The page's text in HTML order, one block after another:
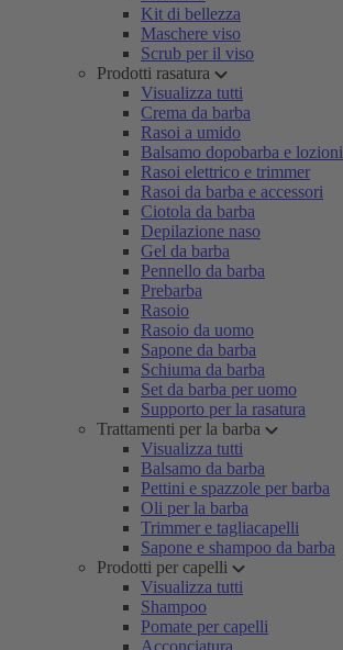
Kit di bellezza
Maschere viso
Scrub per il viso
Prodotti rasatura
Visualizza tutti
Crema da barba
Rasoi a umido
Balsamo dopobarba e lozioni
Rasoi elettrico e trimmer
Rasoi da barba e accessori
Ciotola da barba
Depilazione naso
Gel da barba
Pennello da barba
Prebarba
Rasoio
Rasoio da uomo
Sapone da barba
Schiuma da barba
Set da barba per uomo
Supporto per la rasatura
Trattamenti per la barba
Visualizza tutti
Balsamo da barba
Pettini e spazzole per barba
Oli per la barba
Trimmer e tagliacapelli
Sapone e shampoo da barba
Prodotti per capelli
Visualizza tutti
Shampoo
Pomate per capelli
Acconciatura